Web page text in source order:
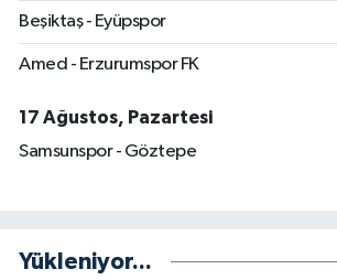
Beşiktaş - Eyüpspor
Amed - Erzurumspor FK
17 Ağustos, Pazartesi
Samsunspor - Göztepe
Yükleniyor...